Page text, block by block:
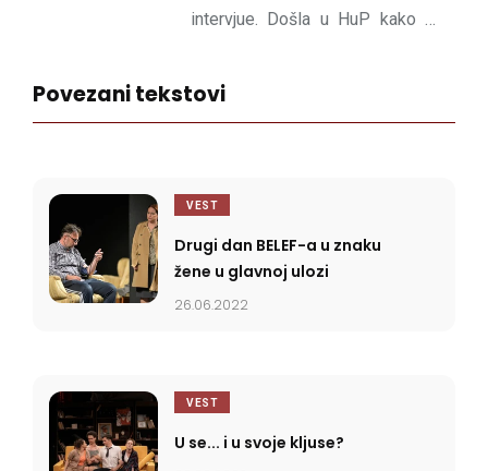
intervjue. Došla u HuP kako bi
pozorište. A i da radi intervjue.
Povezani tekstovi
VEST
Drugi dan BELEF-a u znaku
žene u glavnoj ulozi
26.06.2022
VEST
U se... i u svoje kljuse?